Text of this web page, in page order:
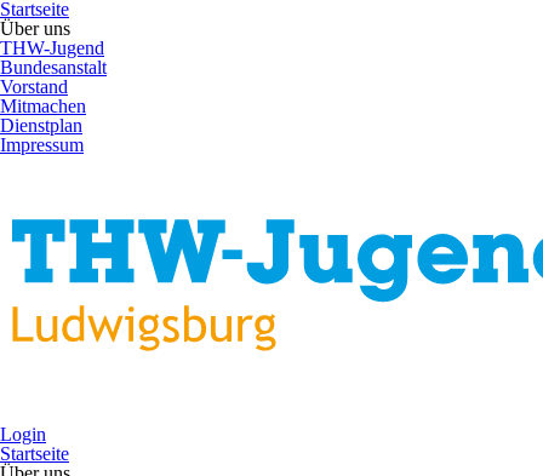
Startseite
Über uns
THW-Jugend
Bundesanstalt
Vorstand
Mitmachen
Dienstplan
Impressum
Login
Startseite